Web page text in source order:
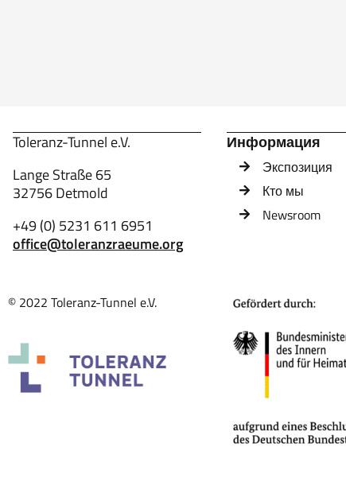
Toleranz-Tunnel e.V.
Lange Straße 65
32756 Detmold
+49 (0) 5231 611 6951
office@toleranzraeume.org
Информация
Экспозиция
Кто мы
Newsroom
© 2022 Toleranz-Tunnel e.V.